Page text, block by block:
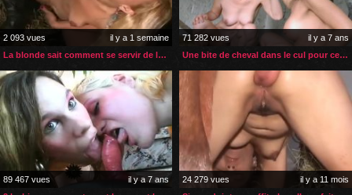
2 093 vues
il y a 1 semaine
La blonde sait comment se servir de la grosse bite de son poney
71 282 vues
il y a 7 ans
Une bite de cheval dans le cul pour cette MILF et sa jeune amie
89 467 vues
il y a 7 ans
24 279 vues
il y a 11 mois